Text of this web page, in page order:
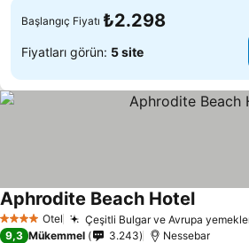
Başlangıç Fiyatı ₺2.298
Fiyatları görün: 5 site
4 Yıldız Otel Çeşitli Bulgar ve Avrupa
Aphrodite Beach HotelFiyatları
9,3 Mükemmel 3.243 Nessebar